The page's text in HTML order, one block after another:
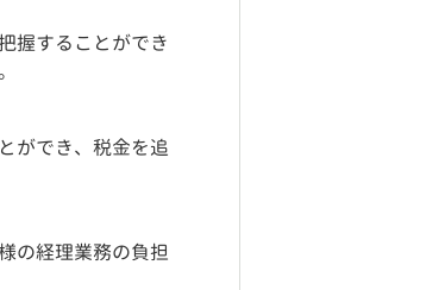
握することができ
ができ、税金を追
の経理業務の負担